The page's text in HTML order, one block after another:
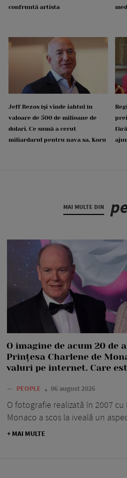
confruntă artista
Jeff Bezos își vinde iahtul în
valoare de 500 de milioane de
dolari. Ce sumă a cerut
miliardarul pentru nava sa, Koru
MAI MULTE DIN
O imagine de acum 20 de
Prințesa Charlene de
valuri pe internet. Care
— PEOPLE 06 august 2026
O fotografie realizată în 2007
Monaco a scos la iveală un
+ MAI MULTE